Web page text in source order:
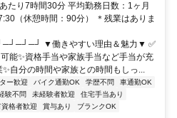
たり7時間30分 平均勤務日数：1ヶ月
（休憩時間：90分） ＊残業はありま
▼働きやすい理由＆魅力▼ ✅
能✨資格手当や家族手当など手当が充
自分の時間や家族との時間もしっ...
ー歓迎 バイク通勤OK 学歴不問
車通勤OK
験不問 未経験者歓迎
住宅手当あり
資格者歓迎 賞与あり
ブランクOK